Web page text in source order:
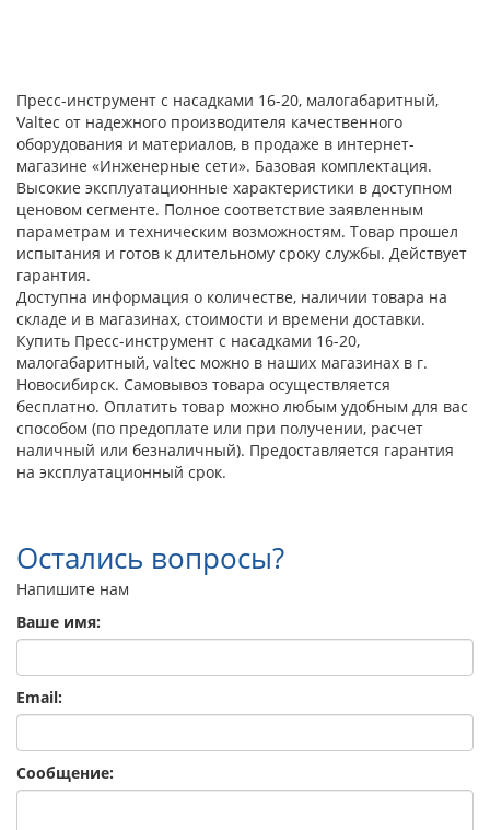
Пресс-инструмент с насадками 16-20, малогабаритный,
Valtec от надежного производителя качественного
оборудования и материалов, в продаже в интернет-
магазине «Инженерные сети». Базовая комплектация.
Высокие эксплуатационные характеристики в доступном
ценовом сегменте. Полное соответствие заявленным
параметрам и техническим возможностям. Товар прошел
испытания и готов к длительному сроку службы. Действует
гарантия.
Доступна информация о количестве, наличии товара на
складе и в магазинах, стоимости и времени доставки.
Купить Пресс-инструмент с насадками 16-20,
малогабаритный, valtec можно в наших магазинах в г.
Новосибирск. Самовывоз товара осуществляется
бесплатно. Оплатить товар можно любым удобным для вас
способом (по предоплате или при получении, расчет
наличный или безналичный). Предоставляется гарантия
на эксплуатационный срок.
Остались вопросы?
Напишите нам
Ваше имя:
Email:
Сообщение: